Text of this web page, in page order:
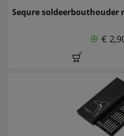
Sequre soldeerbouthouder
€